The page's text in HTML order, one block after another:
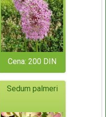
Cena: 200 DIN
Sedum palmeri